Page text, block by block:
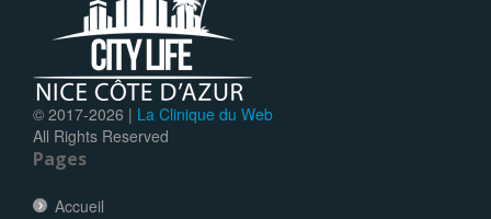
© 2017-2026 | La Clinique du Web
All Rights Reserved
Pages
Accueil